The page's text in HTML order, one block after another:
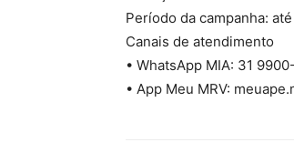
Período da campanha:
Canais de atendimento
• WhatsApp MIA: 31
• App Meu MRV: